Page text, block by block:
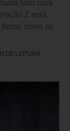
tudo para
Z está
como as
DE LEITURA